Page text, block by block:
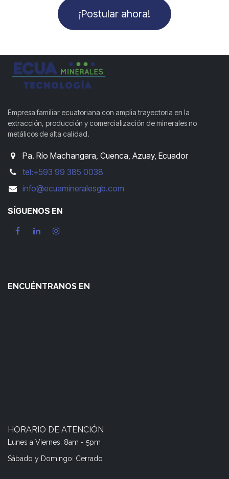
¡Postular ahora!
Empresa familiar ecuatoriana con amplia trayectoria en la
extracción, producción y comercialización de minerales no
metálicos de alta calidad.
Pa. Río Machangara, Cuenca, Azuay, Ecuador
tel:+593 99 385 0038
info@ecuamineralesgb.com
SÍGUENOS EN
ENCUÉNTRANOS EN
HORARIO DE ATENCIÓN
Lunes a Viernes: 8am - 5pm
Sábado y Domingo: Cerrado